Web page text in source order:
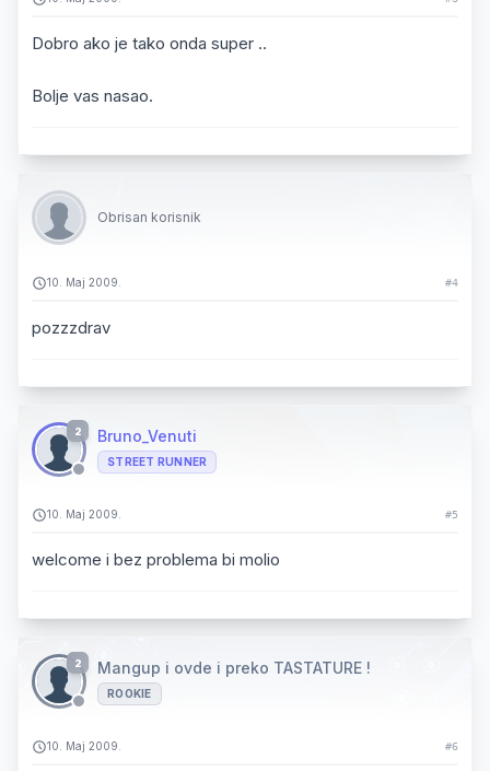
Dobro ako je tako onda super ..
Bolje vas nasao.
Obrisan korisnik
10. Maj 2009. #4
pozzzdrav
2 Bruno_Venuti
STREET RUNNER
10. Maj 2009. #5
welcome i bez problema bi molio
2 Mangup i ovde i preko TASTATURE !
ROOKIE
10. Maj 2009. #6